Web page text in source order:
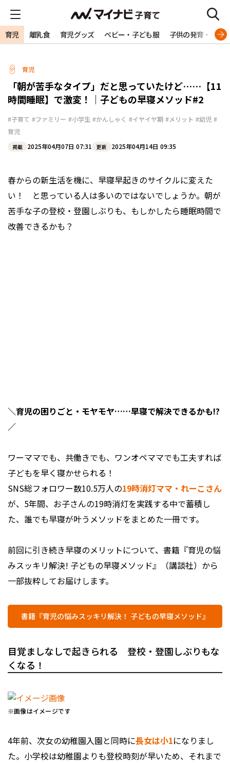
育児 離乳食 育児グッズ ベビー・子ども服 子供の発育・発達
育児
「朝が苦手なタイプ」だと思っていたけど……【11
時間睡眠】で激変！｜子どもの早寝メソッド#2
#子育て #ファミリー #小学生 #かんしゃく #イヤイヤ期 #メリット #幼児 #
育児
掲載 2025年04月07日 07:31 更新 2025年04月14日 09:35
春からの新生活を機に、早寝早起きのサイクルに変えた
い！ と思っている人は多いのではないでしょうか。朝が
苦手な子の登校・登園しぶりも、もしかしたら睡眠時間で
改善できるかも？
＼育児の困りごと・モヤモヤ……早寝で解決できるかも!?
／
ワーママでも、共働きでも、ワンオペママでも工夫すれば
子どもを早く寝かせられる！
SNS総フォロワー数10.5万人の19時消灯ママ・れーこさん
が、5年間、お子さんの19時消灯を実践する中で蓄積し
た、誰でも早寝が叶うメソッドをまとめた一冊です。
前回に引き続き早寝のメリットについて、書籍『育児の悩
みスッキリ解決! 子どもの早寝メソッド』（講談社）から
一部抜粋してお届けします。
書籍『育児の悩みスッキリ解決！ 子どもの早寝メソッド』
目覚ましなしで起きられる 登校・登園しぶりもな
くなる！
※画像はイメージです
4年前、次女の幼稚園入園と同時に長女は小1になりまし
た。小学校は幼稚園よりも登校時刻が早いため、それまで